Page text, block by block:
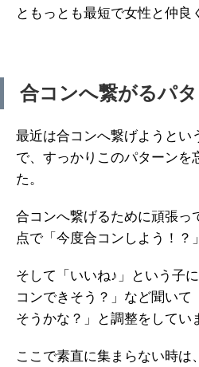
ともっとも最短で女性と仲良
合コンへ繋がるパ
最近は合コンへ繋げようとい
で、すっかりこのパターンを
た。
合コンへ繋げるために頑張っ
点で「今度合コンしよう！？
そして「いいね♪」という子
コンできそう？」など聞いて
そうかな？」と調整をしてい
ここで素直に集まらない時は